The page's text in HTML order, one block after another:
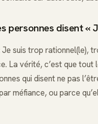
personnes disent «
suis trop rationnel(le),
La vérité, c’est que
qui disent ne pas
méfiance, ou parce